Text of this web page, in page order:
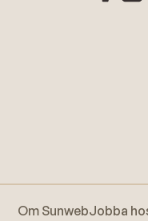
Om SunwebJobba